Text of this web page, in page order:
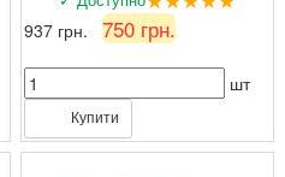
937 грн. 750 грн.
шт
Купити